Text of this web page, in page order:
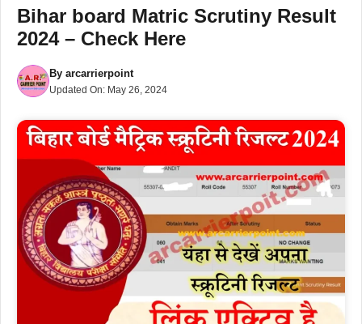
Bihar board Matric Scrutiny Result
2024 – Check Here
By arcarrierpoint
Updated On: May 26, 2024